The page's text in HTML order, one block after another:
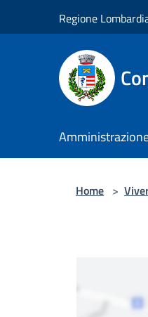
Regione
Home >